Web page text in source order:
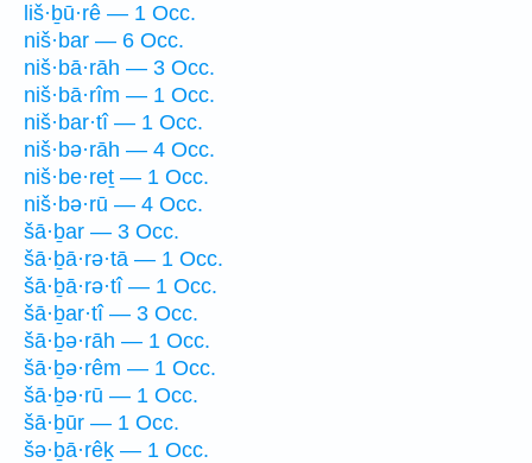
liš·ḇū·rê — 1 Occ.
niš·bar — 6 Occ.
niš·bā·rāh — 3 Occ.
niš·bā·rîm — 1 Occ.
niš·bar·tî — 1 Occ.
niš·bə·rāh — 4 Occ.
niš·be·reṯ — 1 Occ.
niš·bə·rū — 4 Occ.
šā·ḇar — 3 Occ.
šā·ḇā·rə·tā — 1 Occ.
šā·ḇā·rə·tî — 1 Occ.
šā·ḇar·tî — 3 Occ.
šā·ḇə·rāh — 1 Occ.
šā·ḇə·rêm — 1 Occ.
šā·ḇə·rū — 1 Occ.
šā·ḇūr — 1 Occ.
šə·ḇā·rêḵ — 1 Occ.